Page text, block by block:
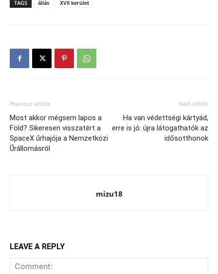
TAGS állás XVII kerület
Previous article
Most akkor mégsem lapos a
Föld? Sikeresen visszatért a
SpaceX űrhajója a Nemzetközi
Űrállomásról
Next article
Ha van védettségi kártyád,
erre is jó: újra látogathatók az
idősotthonok
mizu18
LEAVE A REPLY